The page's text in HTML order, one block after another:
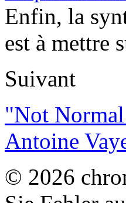
Enfin, la
est à mettre
Suivant
"Not Normal
Antoine
© 2026